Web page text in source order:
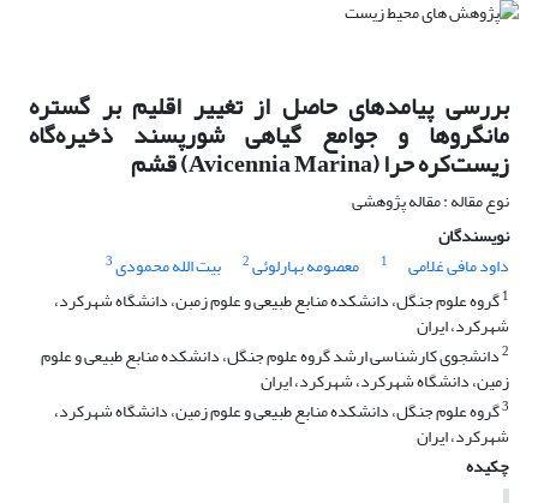
بررسی پیامدهای حاصل از تغییر اقلیم بر گستره
مانگروها و جوامع گیاهی شورپسند ذخیره‌گاه
زیست‌کره حرا (Avicennia Marina) قشم
نوع مقاله : مقاله پژوهشی
نویسندگان
داود مافی غلامی
1 معصومه بهارلوئی2 بیت الله محمودی3
1گروه علوم جنگل، دانشکده منابع طبیعی و علوم زمبن، دانشگاه شهرکرد،
شهرکرد، ایران
2دانشجوی کارشناسی ارشد گروه علوم جنگل، دانشکده منابع طبیعی و علوم
زمین، دانشگاه شهرکرد، شهرکرد، ایران
3گروه علوم جنگل، دانشکده منابع طبیعی و علوم زمین، دانشگاه شهرکرد،
شهرکرد، ایران
چکیده